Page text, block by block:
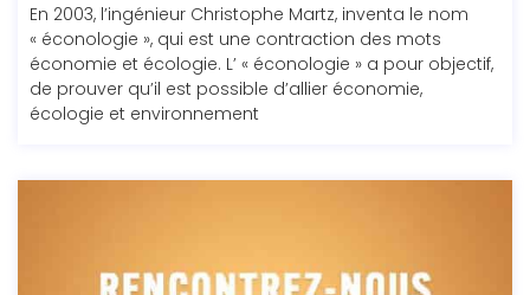
En 2003, l’ingénieur Christophe Martz, inventa le nom
« éconologie », qui est une contraction des mots
économie et écologie. L’ « éconologie » a pour objectif,
de prouver qu’il est possible d’allier économie,
écologie et environnement